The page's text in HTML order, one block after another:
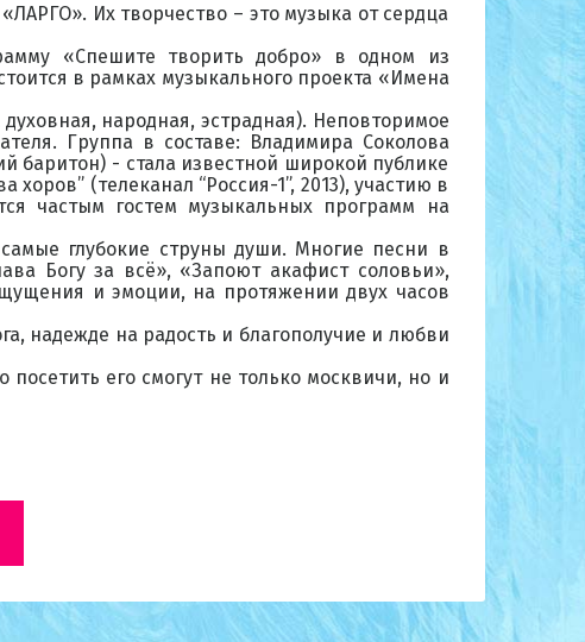
Их творчество – это музыка от сердца
«Спешите творить добро» в одном из
в рамках музыкального проекта «Имена
народная, эстрадная). Неповторимое
Группа в составе: Владимира Соколова
баритон) - стала известной широкой публике
(телеканал “Россия-1”, 2013), участию в
частым гостем музыкальных программ на
глубокие струны души. Многие песни в
Богу за всё», «Запоют акафист соловьи»,
и эмоции, на протяжении двух часов
надежде на радость и благополучие и любви
его смогут не только москвичи, но и